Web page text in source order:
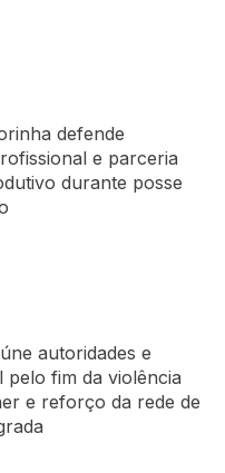
defende
e parceria
durante posse
autoridades e
pelo fim da violência
e reforço da rede de